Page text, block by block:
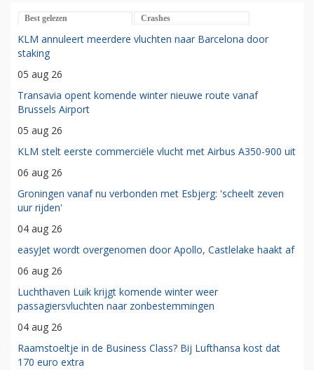
Best gelezen Crashes
KLM annuleert meerdere vluchten naar Barcelona door
staking
05 aug 26
Transavia opent komende winter nieuwe route vanaf
Brussels Airport
05 aug 26
KLM stelt eerste commerciële vlucht met Airbus A350-900 uit
06 aug 26
Groningen vanaf nu verbonden met Esbjerg: 'scheelt zeven
uur rijden'
04 aug 26
easyJet wordt overgenomen door Apollo, Castlelake haakt af
06 aug 26
Luchthaven Luik krijgt komende winter weer
passagiersvluchten naar zonbestemmingen
04 aug 26
Raamstoeltje in de Business Class? Bij Lufthansa kost dat
170 euro extra